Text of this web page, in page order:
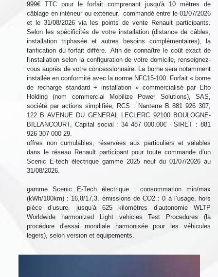
999€ TTC pour le forfait comprenant jusqu'à 10 mètres de
câblage en intérieur ou extérieur, commandé entre le 01/07/2026
et le 31/08/2026 via les points de vente Renault participants.
Selon les spécificités de votre installation (distance de câbles,
installation triphasée et autres besoins complémentaires), la
tarification du forfait diffère. Afin de connaître le coût exact de
l'installation selon la configuration de votre domicile, renseignez-
vous auprès de votre concessionnaire. La borne sera notamment
installée en conformité avec la norme NFC15-100. Forfait « borne
de recharge standard + installation » commercialisé par Elto
Holding (nom commercial Mobilize Power Solutions), SAS,
société par actions simplifiée, RCS : Nanterre B 881 926 307,
122 B AVENUE DU GENERAL LECLERC 92100 BOULOGNE-
BILLANCOURT, Capital social : 34 487 000,00€ - SIRET : 881
926 307 000 29.
offres non cumulables, réservées aux particuliers et valables
dans le réseau Renault participant pour toute commande d’un
Scenic E-tech électrique gamme 2025 neuf du 01/07/2026 au
31/08/2026.
gamme Scenic E-Tech électrique : consommation min/max
(kWh/100km) : 16,8/17,3. émissions de CO2 : 0 à l’usage, hors
pièce d’usure. jusqu’à 625 kilomètres d’autonomie WLTP
Worldwide harmonized Light vehicles Test Procedures (la
procédure d'essai mondiale harmonisée pour les véhicules
légers), selon version et équipements.